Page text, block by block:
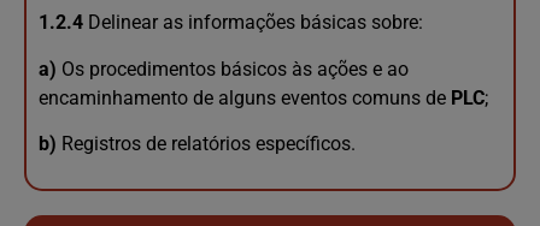
1.2.4 Delinear as informações básicas sobre:
a) Os procedimentos básicos às ações e ao
encaminhamento de alguns eventos comuns de PLC;
b) Registros de relatórios específicos.